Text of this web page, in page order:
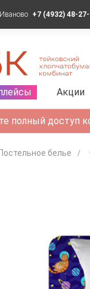
Иваново +7 (4932) 48-27-
Акции
полный доступ
Постельное белье